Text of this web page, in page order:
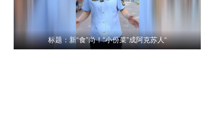
标题：新“食”尚！“小份菜”成阿克苏人“